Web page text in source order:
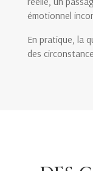
émotionnel
En pratique, la
des